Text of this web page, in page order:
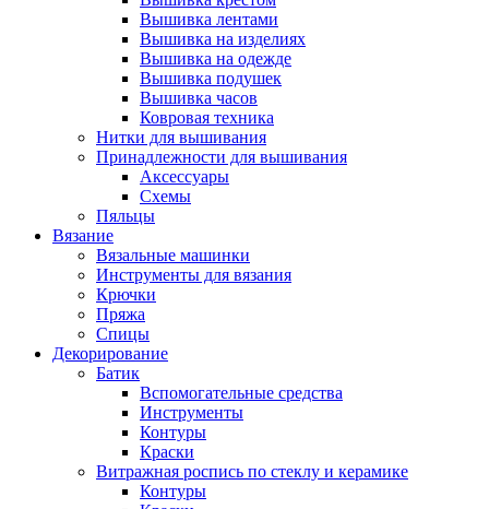
Вышивка лентами
Вышивка на изделиях
Вышивка на одежде
Вышивка подушек
Вышивка часов
Ковровая техника
Нитки для вышивания
Принадлежности для вышивания
Аксессуары
Схемы
Пяльцы
Вязание
Вязальные машинки
Инструменты для вязания
Крючки
Пряжа
Спицы
Декорирование
Батик
Вспомогательные средства
Инструменты
Контуры
Краски
Витражная роспись по стеклу и керамике
Контуры